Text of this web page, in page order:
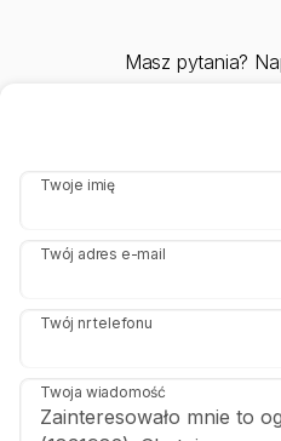
Masz pytania?
Twoje imię
Twój adres e-mail
Twój nr telefonu
Twoja wiadomość